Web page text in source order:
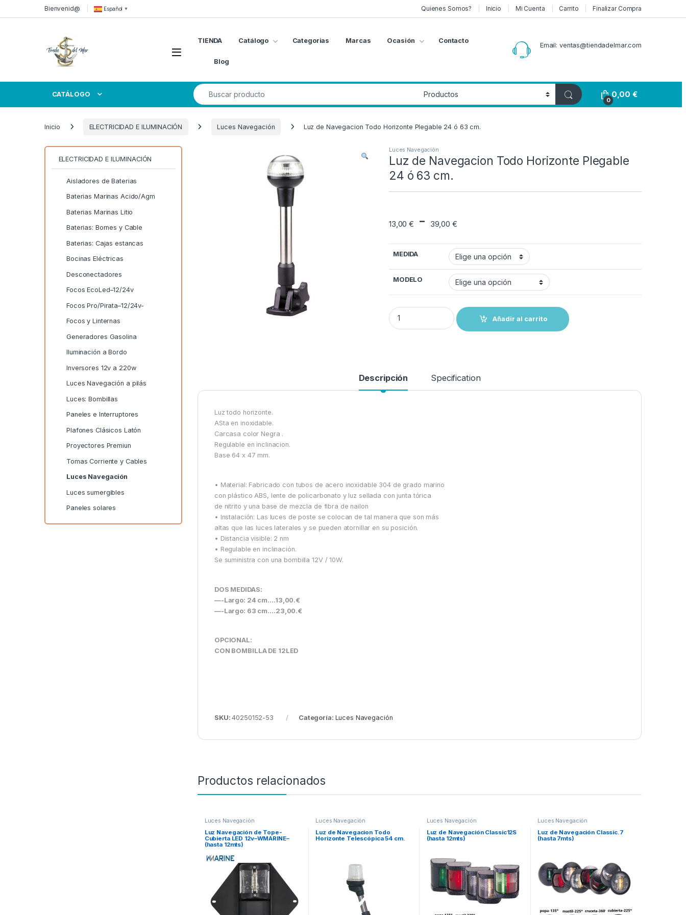
Skip to navigation
Skip to contentBienvenid@ Español ▼ Quienes Somos? Inicio Mi Cuenta Carrito Finalizar Compra
Open
TIENDA Catálogo Categorias Marcas Ocasión Contacto
Blog
Email: ventas@tiendadelmar.com
CATÁLOGO
Search for:
0
0,00€
Inicio ELECTRICIDAD E ILUMINACIÓN Luces Navegación Luz de Navegacion Todo Horizonte Plegable 24 ó 63 cm.
Luces Navegación
Luz de Navegacion Todo Horizonte Plegable
24 ó 63 cm.
13,00€ - 39,00 €Rango de precios: desde
MEDIDA
MODELO
Luz de Navegacion Todo Horizonte Plegable 24 ó 63 cm. quantity
Añadir al carrito
Descripción Specification
Luz todo horizonte.
ASta en inoxidable.
Carcasa color Negra .
Regulable en inclinacion.
Base 64 x 47 mm.
• Material: Fabricado con tubos de acero inoxidable 304 de grado marino
con plástico ABS, lente de policarbonato y luz sellada con junta tórica
de nitrito y una base de mezcla de fibra de nailon
• Instalación: Las luces de poste se colocan de tal manera que son más
altas que las luces laterales y se pueden atornillar en su posición.
• Distancia visible: 2 nm
• Regulable en inclinación.
Se suministra con una bombilla 12V / 10W.
DOS MEDIDAS:
—-Largo: 24 cm….13,00.€
—-Largo: 63 cm….23,00.€
OPCIONAL:
CON BOMBILLA DE 12LED
SKU:40250152-53 Categoría: Luces Navegación
Productos relacionados
Luces Navegación
Luz Navegación de Tope-
Cubierta LED 12v–WMARINE–
(hasta 12mts)
Luces Navegación
Luz de Navegacion Todo
Horizonte Telescópica 54 cm.
Luces Navegación
Luz de Navegación Classic12S
(hasta 12mts)
Luces Navegación
Luz de Navegación Classic.7
(hasta 7mts)
ELECTRICIDAD E ILUMINACIÓN
Aisladores de Baterias
Baterias Marinas Acido/Agm
Baterias Marinas Litio
Baterias: Bornes y Cable
Baterias: Cajas estancas
Bocinas Eléctricas
Desconectadores
Focos EcoLed–12/24v
Focos Pro/Pirata–12/24v-
Focos y Linternas
Generadores Gasolina
Iluminación a Bordo
Inversores 12v a 220w
Luces Navegación a pilás
Luces: Bombillas
Paneles e Interruptores
Plafones Clásicos Latón
Proyectores Premiun
Tomas Corriente y Cables
Luces Navegación
Luces sumergibles
Paneles solares